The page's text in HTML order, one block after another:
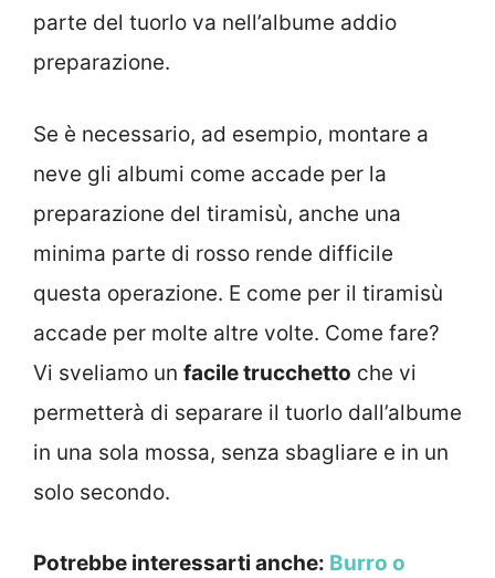
parte del tuorlo va nell’albume addio
preparazione.
Se è necessario, ad esempio, montare a
neve gli albumi come accade per la
preparazione del tiramisù, anche una
minima parte di rosso rende difficile
questa operazione. E come per il tiramisù
accade per molte altre volte. Come fare?
Vi sveliamo un facile trucchetto che vi
permetterà di separare il tuorlo dall’albume
in una sola mossa, senza sbagliare e in un
solo secondo.
Potrebbe interessarti anche: Burro o